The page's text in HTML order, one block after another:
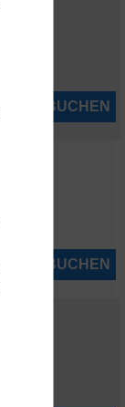
JETZT BUCHEN
JETZT BUCHEN